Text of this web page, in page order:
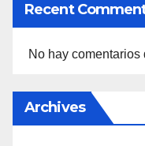
Recent
No hay comentarios
Archives